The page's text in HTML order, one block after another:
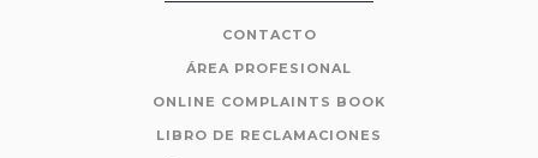
CONTACTO
ÁREA PROFESIONAL
ONLINE COMPLAINTS BOOK
LIBRO DE RECLAMACIONES